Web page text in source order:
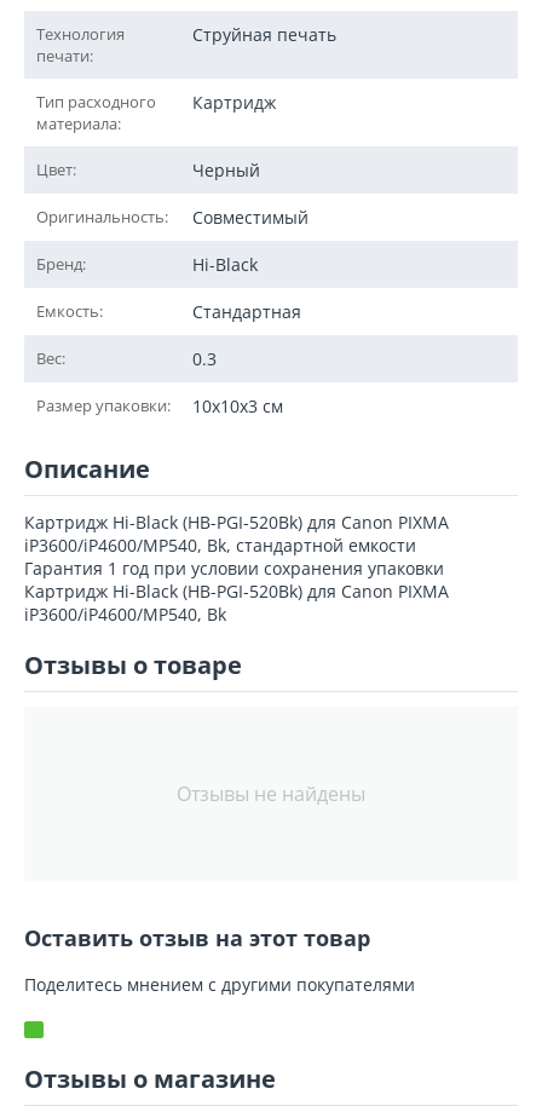
Технология
печати:
Струйная печать
Тип расходного
материала:
Картридж
Цвет: Черный
Оригинальность: Совместимый
Бренд: Hi-Black
Емкость: Стандартная
Вес: 0.3
Размер упаковки: 10x10x3 см
Описание
Картридж Hi-Black (HB-PGI-520Bk) для Canon PIXMA
iP3600/iP4600/MP540, Bk, стандартной емкости
Гарантия 1 год при условии сохранения упаковки
Картридж Hi-Black (HB-PGI-520Bk) для Canon PIXMA
iP3600/iP4600/MP540, Bk
Отзывы о товаре
Отзывы не найдены
Оставить отзыв на этот товар
Поделитесь мнением с другими покупателями
Отзывы о магазине